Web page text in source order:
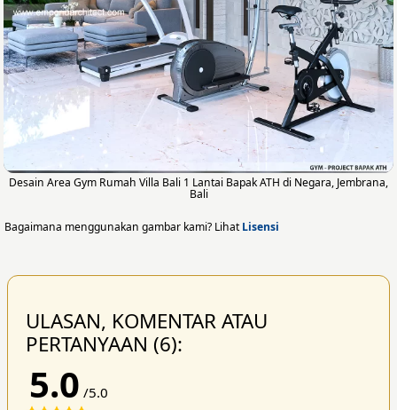
Desain Area Gym Rumah Villa Bali 1 Lantai Bapak ATH di Negara, Jembrana,
Bali
Bagaimana menggunakan gambar kami? LihatLisensi
ULASAN, KOMENTAR ATAU
PERTANYAAN (6):
5.0 /5.0